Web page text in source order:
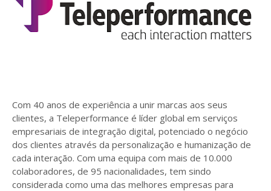
Com 40 anos de experiência a unir marcas aos seus
clientes, a Teleperformance é líder global em serviços
empresariais de integração digital, potenciado o negócio
dos clientes através da personalização e humanização de
cada interação. Com uma equipa com mais de 10.000
colaboradores, de 95 nacionalidades, tem sindo
considerada como uma das melhores empresas para